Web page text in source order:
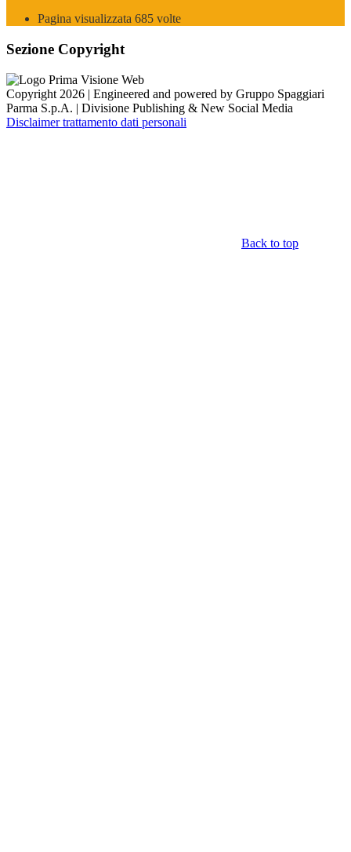
Pagina visualizzata 685 volte
Sezione Copyright
Copyright 2026 | Engineered and powered by Gruppo Spaggiari
Parma S.p.A. | Divisione Publishing & New Social Media
Disclaimer trattamento dati personali
Back to top